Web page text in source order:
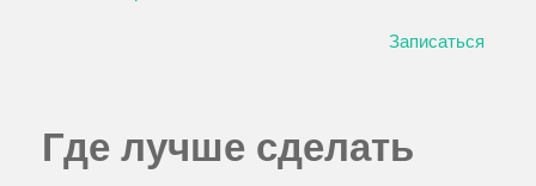
Записаться
Где лучше сделать